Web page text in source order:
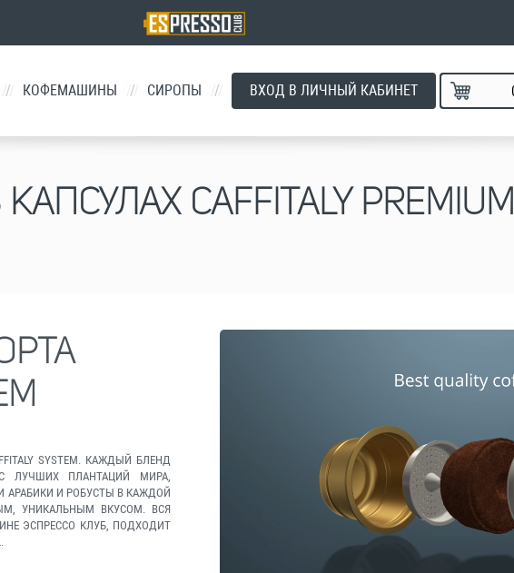
/ КОФЕМАШИНЫ / СИРОПЫ / ВХОД В ЛИЧНЫЙ КАБИНЕТ
CAFFITALY PREMIUM
SYSTEM. КАЖДЫЙ БЛЕНД
ЛУЧШИХ ПЛАНТАЦИЙ МИРА,
И РОБУСТЫ В КАЖДОЙ
УНИКАЛЬНЫМ ВКУСОМ. ВСЯ
ЭСПРЕССО КЛУБ, ПОДХОДИТ